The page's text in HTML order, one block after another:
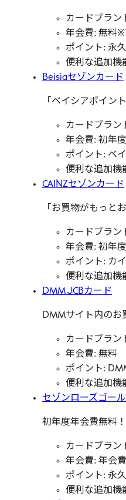
カードブラン
年会費: 無料※1
ポイント: 永
便利な追加機
Beisiaセゾンカード
「ベイシアポイン
カードブラン
年会費: 初年
ポイント: ベ
便利な追加機
CAINZセゾンカード
「お買物がもっと
カードブラン
年会費: 初年
ポイント: カ
便利な追加機
DMM JCBカード
DMMサイト内のお
カードブラン
年会費: 無料
ポイント:
便利な追加機
セゾンローズゴー
初年度年会費無料
カードブラン
年会費: 年会
ポイント: 永
便利な追加機